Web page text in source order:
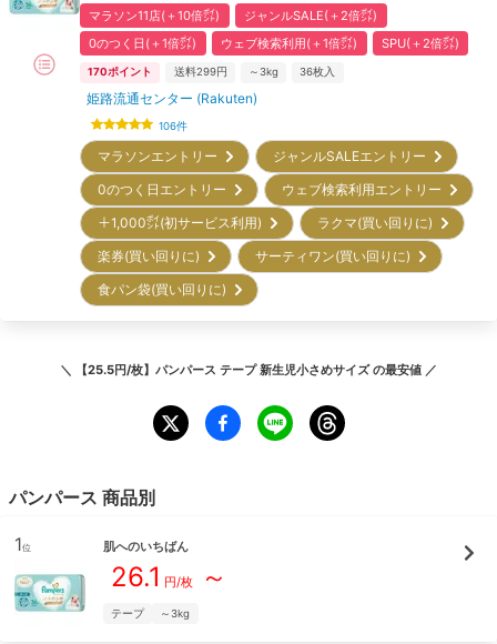
マラソン11店(＋10倍㌽)
ジャンルSALE(＋2倍㌽)
0のつく日(＋1倍㌽)
ウェブ検索利用(＋1倍㌽) SPU(＋2倍㌽)
170ポイント 送料299円 ～3kg 36枚入
姫路流通センター (Rakuten)
106件
マラソンエントリー
ジャンルSALEエントリー
0のつく日エントリー
ウェブ検索利用エントリー
＋1,000㌽(初サービス利用)
ラクマ(買い回りに)
楽券(買い回りに)
サーティワン(買い回りに)
食パン袋(買い回りに)
＼ 【25.5円/枚】パンパース テープ 新生児小さめサイズの最安値 ／
パンパース 商品別
1位 肌へのいちばん
26.1 円/枚～
テープ ～3kg